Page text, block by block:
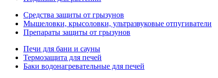
Средства защиты от грызунов
Мышеловки, крысоловки, ультразвуковые отпугиватели
Препараты защиты от грызунов
Печи для бани и сауны
Термозащита для печей
Баки водонагревательные для печей